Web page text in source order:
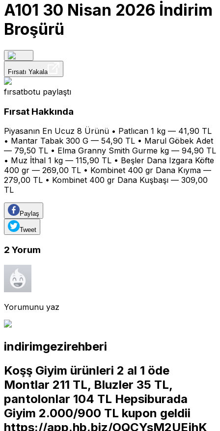
A101 30 Nisan 2026 İndirim
Broşürü
Fırsatı Yakala
fırsatbotu paylaştı
Fırsat Hakkında
Piyasanın En Ucuz 8 Ürünü • Patlıcan 1 kg — 41,90 TL
• Mantar Tabak 300 G — 54,90 TL • Marul Göbek Adet
— 79,50 TL • Elma Granny Smith Gurme kg — 94,90 TL
• Muz İthal 1 kg — 115,90 TL • Beşler Dana Izgara Köfte
400 gr — 269,00 TL • Kombinet 400 gr Dana Kıyma —
279,00 TL • Kombinet 400 gr Dana Kuşbaşı — 309,00
TL
Paylaş
Tweet
2 Yorum
Yorumunu yaz
indirimgezirehberi
Koşş Giyim ürünleri 2 al 1 öde
Montlar 211 TL, Bluzler 35 TL,
pantolonlar 104 TL Hepsiburada
Giyim 2.000/900 TL kupon geldii
https://app.hb.biz/OQCYsM2UEjhK